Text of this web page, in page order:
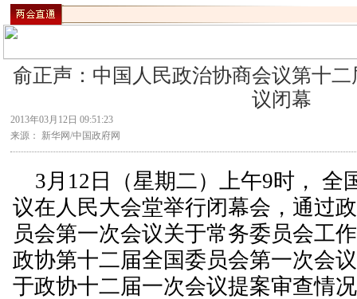
俞正声：中国人民政治协商会议第十
议闭幕
2013年03月12日 09:51:23
来源： 新华网/中国政府网
3月12日（星期二）上午9时， 全
议在人民大会堂举行闭幕会，通过
员会第一次会议关于常务委员会工
政协第十二届全国委员会第一次会
于政协十二届一次会议提案审查情